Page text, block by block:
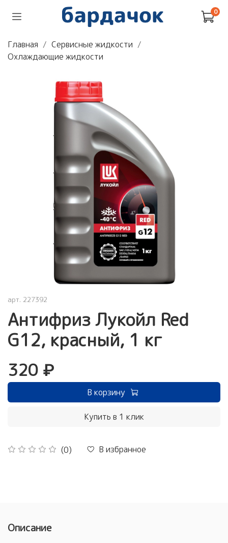
0
Главная
Сервисные жидкости
Охлаждающие жидкости
арт. 227392
Антифриз Лукойл Red
G12, красный, 1 кг
(0) В избранное
320 ₽
В корзину
Купить в 1 клик
Описание